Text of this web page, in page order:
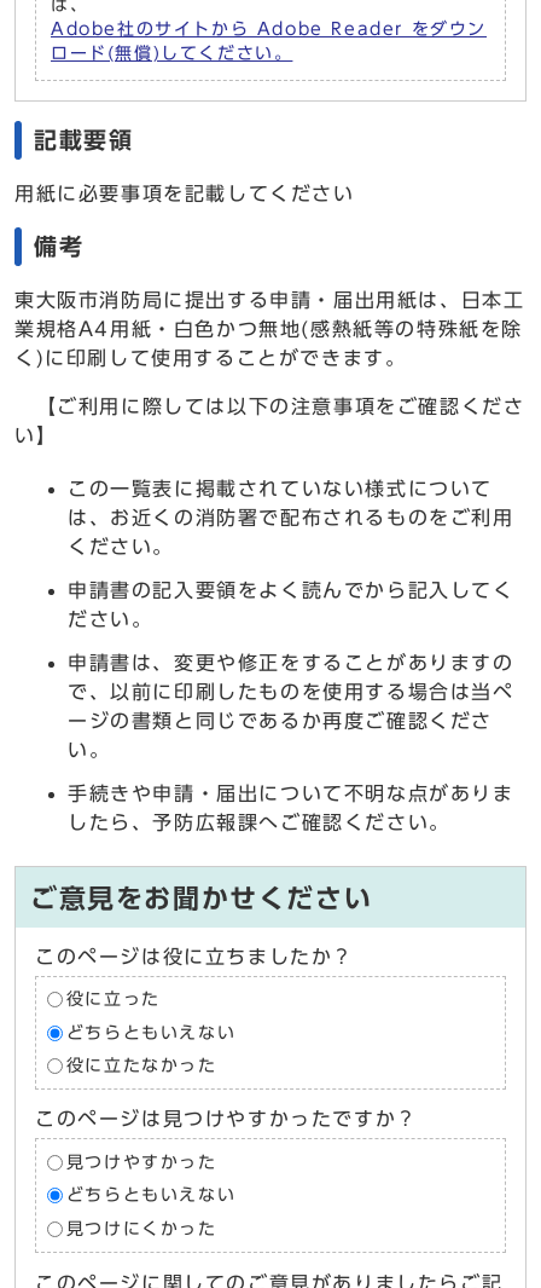
は、
Adobe社のサイトから Adobe Reader をダウン
ロード(無償)してください。
記載要領
用紙に必要事項を記載してください
備考
東大阪市消防局に提出する申請・届出用紙は、日本工
業規格A4用紙・白色かつ無地(感熱紙等の特殊紙を除
く)に印刷して使用することができます。
【ご利用に際しては以下の注意事項をご確認くださ
い】
この一覧表に掲載されていない様式について
は、お近くの消防署で配布されるものをご利用
ください。
申請書の記入要領をよく読んでから記入してく
ださい。
申請書は、変更や修正をすることがありますの
で、以前に印刷したものを使用する場合は当ペ
ージの書類と同じであるか再度ご確認くださ
い。
手続きや申請・届出について不明な点がありま
したら、予防広報課へご確認ください。
ご意見をお聞かせください
このページは役に立ちましたか？
役に立った
どちらともいえない
役に立たなかった
このページは見つけやすかったですか？
見つけやすかった
どちらともいえない
見つけにくかった
このページに関してのご意見がありましたらご記